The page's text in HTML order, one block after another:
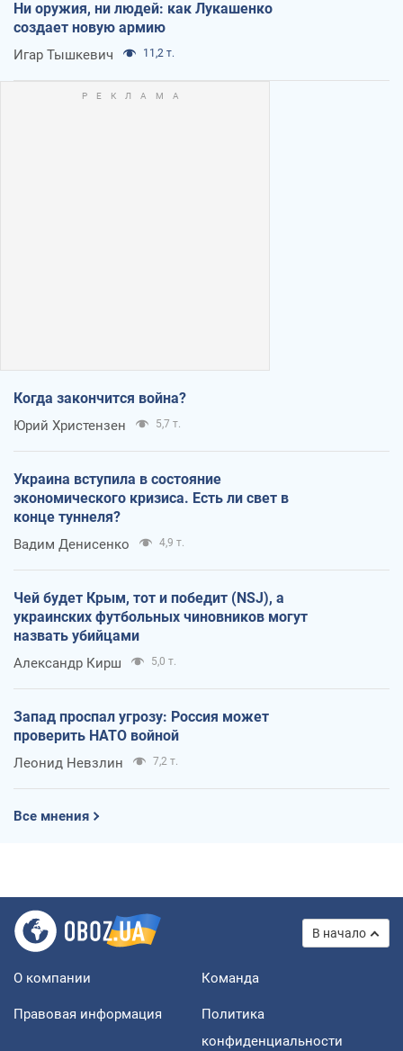
Ни оружия, ни людей: как Лукашенко
создает новую армию
Игар Тышкевич 11,2 т.
Когда закончится война?
Юрий Христензен 5,7 т.
Украина вступила в состояние
экономического кризиса. Есть ли свет в
конце туннеля?
Вадим Денисенко 4,9 т.
Чей будет Крым, тот и победит (NSJ), а
украинских футбольных чиновников могут
назвать убийцами
Александр Кирш 5,0 т.
Запад проспал угрозу: Россия может
проверить НАТО войной
Леонид Невзлин 7,2 т.
Все мнения
В начало
О компании Команда
Правовая информация
Политика
конфиденциальности